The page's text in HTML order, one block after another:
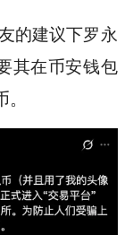
的建议下罗永
其在币安钱包
。